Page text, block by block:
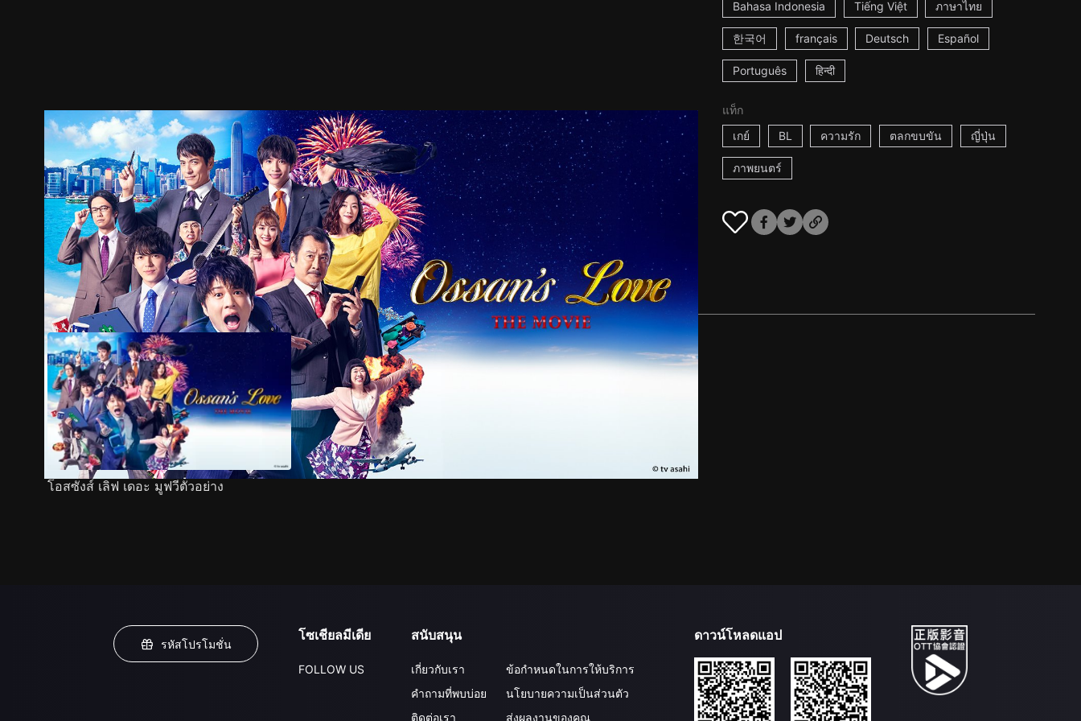
Bahasa Indonesia Tiếng Việt ภาษาไทย
한국어 français Deutsch Español
Português हिन्दी
แท็ก
เกย์
BL ความรัก ตลกขบขัน ญี่ปุ่น
ภาพยนตร์
ตัวอย่าง ภาพนิ่ง เนื้อหาที่แนะนำ รายละเอียด
โอสซังส์ เลิฟ เดอะ มูฟวีตัวอย่าง
รหัสโปรโมชั่น
โซเชียลมีเดีย
FOLLOW US
สนับสนุน
เกี่ยวกับเรา
คำถามที่พบบ่อย
ติดต่อเรา
ข้อกำหนดในการให้บริการ
นโยบายความเป็นส่วนตัว
ส่งผลงานของคุณ
ดาวน์โหลดแอป